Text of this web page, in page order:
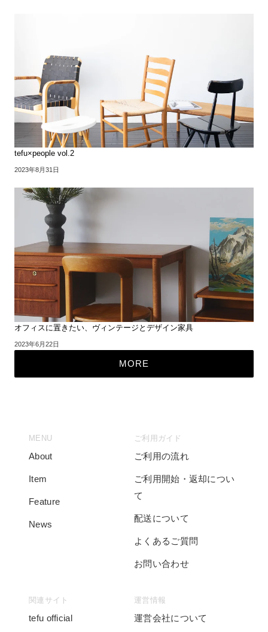
tefu×people vol.2
2023年8月31日
オフィスに置きたい、ヴィンテージとデザイン家具
2023年6月22日
MORE
MENU
About
Item
Feature
News
ご利用ガイド
ご利用の流れ
ご利用開始・返却につい
て
配送について
よくあるご質問
お問い合わせ
関連サイト
tefu official
運営情報
運営会社について